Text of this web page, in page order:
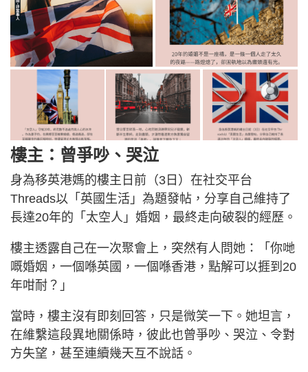
樓主：曾爭吵、哭泣
身為移英港媽的樓主日前（3日）在社交平台
Threads以「英國生活」為題發帖，分享自己維持了
長達20年的「太空人」婚姻，最終走向破裂的經歷。
樓主透露自己在一次聚會上，突然有人問她：「你哋
嘅婚姻，一個喺英國，一個喺香港，點解可以捱到20
年咁耐？」
當時，樓主沒有即刻回答，只是微笑一下。她坦言，
在維繫這段異地關係時，彼此也曾爭吵、哭泣、令對
方失望，甚至連續幾天互不說話。